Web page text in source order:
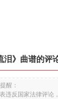
泪》曲谱的评
醒：
违反国家法律评论